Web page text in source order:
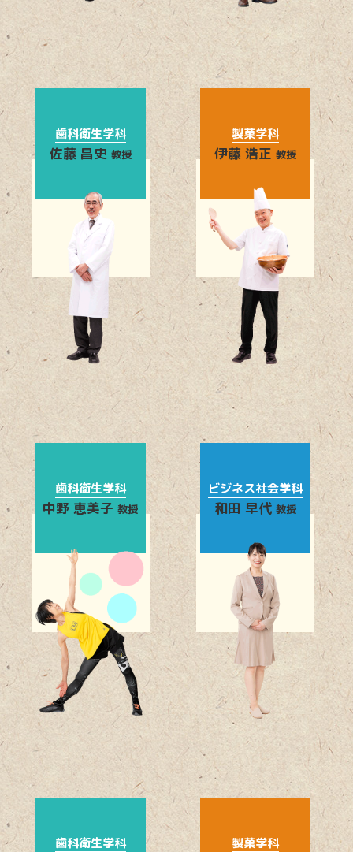
歯科衛生学科
佐藤 昌史 教授
製菓学科
伊藤 浩正 教授
歯科衛生学科
中野 恵美子 教授
ビジネス社会学科
和田 早代 教授
歯科衛生学科 製菓学科